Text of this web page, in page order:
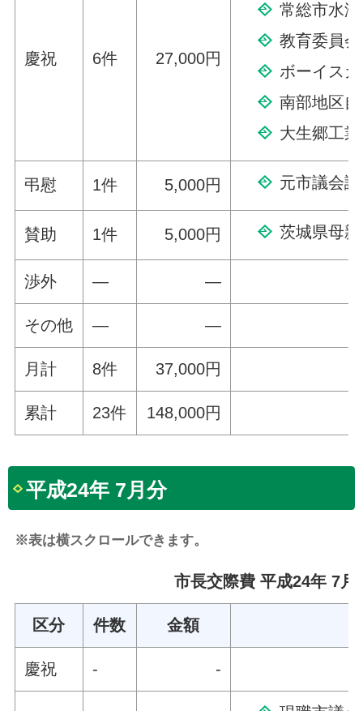
慶祝 6件 27,000円
常総市水
教育委員
ボーイス
南部地区
大生郷工
弔慰 1件 5,000円 元市議会
賛助 1件 5,000円 茨城県母
渉外 — —
その他 — —
月計 8件 37,000円
累計 23件 148,000円
平成24年 7月分
※表は横スクロールできます。
市長交際費 平成24年 7月
区分 件数 金額
慶祝 - -